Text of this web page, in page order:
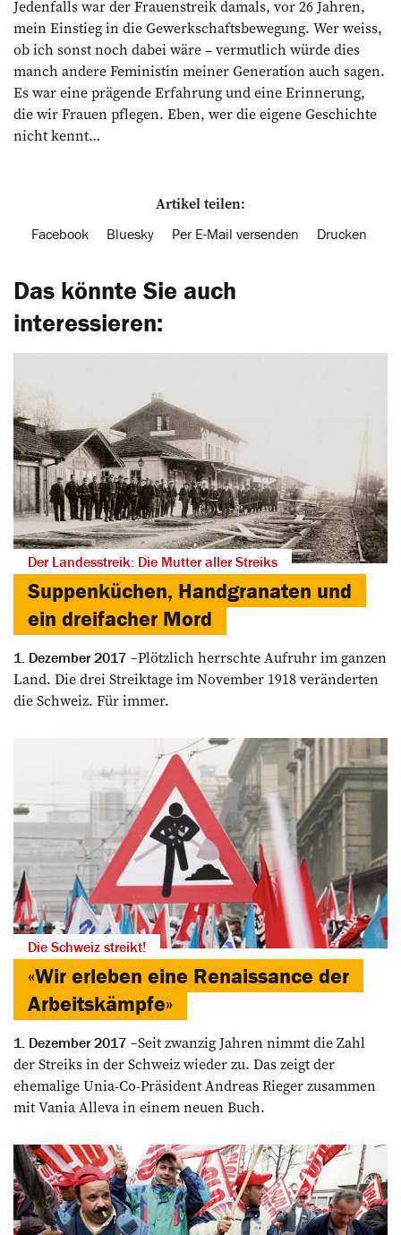
Jedenfalls war der Frauenstreik damals, vor 26 Jahren,
mein Einstieg in die Gewerkschaftsbewegung. Wer weiss,
ob ich sonst noch dabei wäre – vermutlich würde dies
manch andere Feministin meiner Generation auch sagen.
Es war eine prägende Erfahrung und eine Erinnerung,
die wir Frauen pflegen. Eben, wer die eigene Geschichte
nicht kennt…
Artikel teilen:
Facebook Bluesky Per E-Mail versenden Drucken
Das könnte Sie auch
interessieren:
Der Landesstreik: Die Mutter aller Streiks
Suppenküchen, Handgranaten und
ein dreifacher Mord
1. Dezember 2017
Plötzlich herrschte Aufruhr im ganzen
Land. Die drei Streik­tage im November 1918 veränderten
die Schweiz. Für immer.
Die Schweiz streikt!
«Wir erleben eine Renaissance der
Arbeitskämpfe»
1. Dezember 2017
Seit zwanzig Jahren nimmt die Zahl
der Streiks in der Schweiz wieder zu. Das zeigt der
ehemalige Unia-Co-Präsident Andreas Rieger zusammen
mit Vania Alleva in einem neuen Buch.